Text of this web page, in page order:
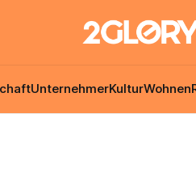
UnternehmerKulturWohnen